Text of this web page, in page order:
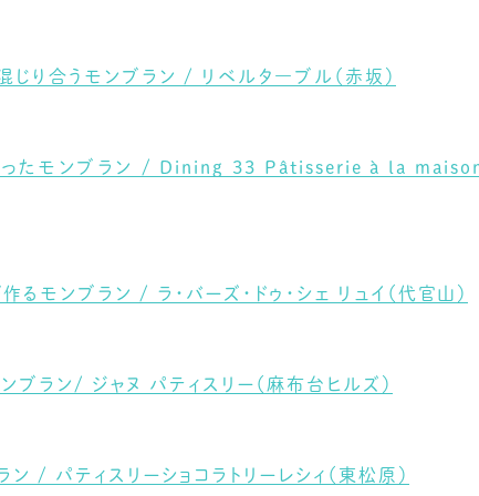
じり合うモンブラン / リベルタ―ブル（赤坂）
ったモンブラン / Dining 33 Pâtisserie à la maison
モンブラン / ラ・バーズ・ドゥ・シェ リュイ（代官山）
ラン/ ジャヌ パティスリー（麻布台ヒルズ）
/ パティスリーショコラトリーレシィ（東松原）